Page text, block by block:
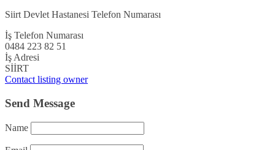
Siirt Devlet Hastanesi Telefon Numarası
İş Telefon Numarası
0484 223 82 51
İş Adresi
SİİRT
Contact listing owner
Send Message
Name